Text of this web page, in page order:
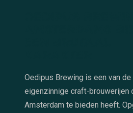
Oedipus Brewing is een van
eigenzinnige craft-brouwerijen
Amsterdam te bieden heeft.